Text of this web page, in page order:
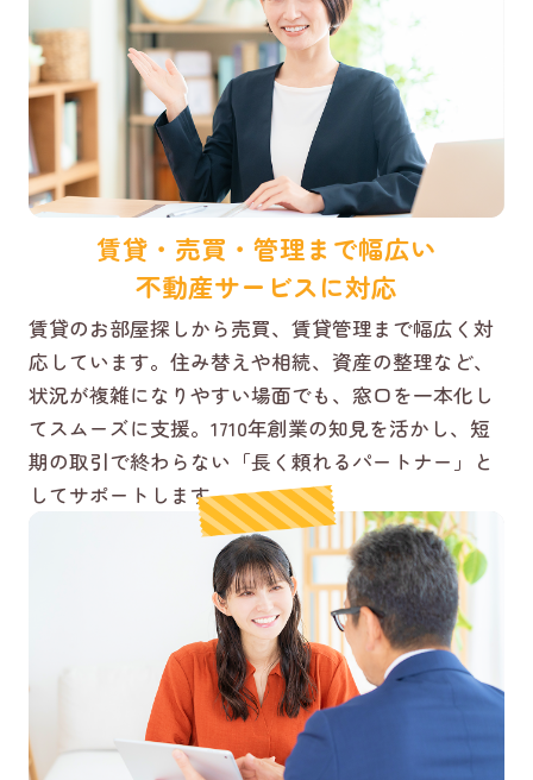
賃貸・売買・管理まで幅広い
不動産サービスに対応
賃貸のお部屋探しから売買、賃貸管理まで幅広く対
応しています。住み替えや相続、資産の整理など、
状況が複雑になりやすい場面でも、窓口を一本化し
てスムーズに支援。1710年創業の知見を活かし、短
期の取引で終わらない「長く頼れるパートナー」と
してサポートします。